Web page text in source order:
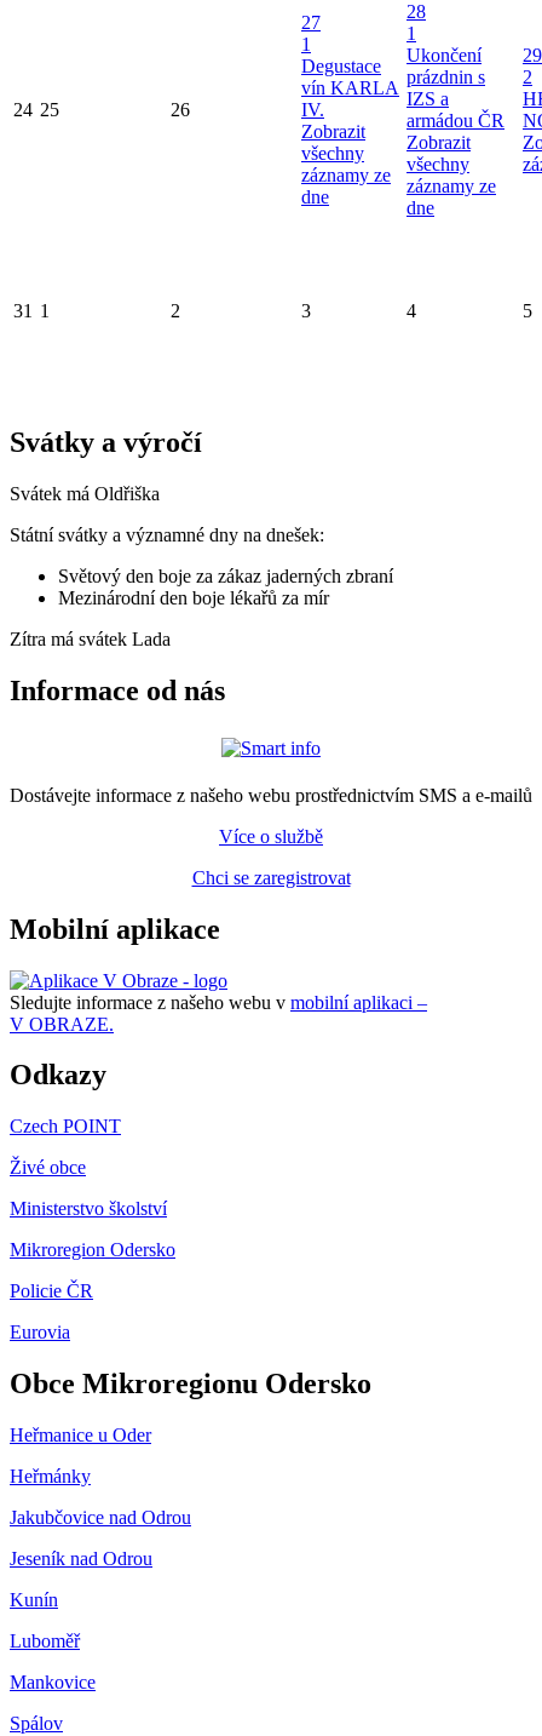
24 25 26
27
1
Degustace
vín KARLA
IV.
Zobrazit
všechny
záznamy ze
dne
28
1
Ukončení
prázdnin s
IZS a
armádou ČR
Zobrazit
všechny
záznamy ze
dne
29
2
31 1 2 3 4 5
Svátky a výročí
Svátek má Oldřiška
Státní svátky a významné dny na dnešek:
Světový den boje za zákaz jaderných zbraní
Mezinárodní den boje lékařů za mír
Zítra má svátek Lada
Informace od nás
Dostávejte informace z našeho webu prostřednictvím SMS a e-mailů
Více o službě
Chci se zaregistrovat
Mobilní aplikace
Sledujte informace z našeho webu v mobilní aplikaci –
V OBRAZE.
Odkazy
Czech POINT
Živé obce
Ministerstvo školství
Mikroregion Odersko
Policie ČR
Eurovia
Obce Mikroregionu Odersko
Heřmanice u Oder
Heřmánky
Jakubčovice nad Odrou
Jeseník nad Odrou
Kunín
Luboměř
Mankovice
Spálov